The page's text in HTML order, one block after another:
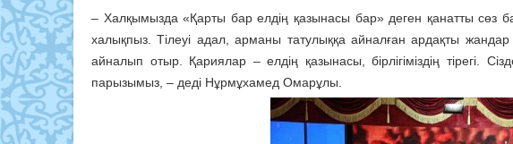
– Халқымызда «Қарты бар елдің қазынасы бар» деген қанатты сөз
халықпыз. Тілеуі адал, арманы татулыққа айналған ардақты жандар
айналып отыр. Қариялар – елдің қазынасы, бірлігіміздің тірегі.
парызымыз, – деді Нұрмұхамед Омарұлы.